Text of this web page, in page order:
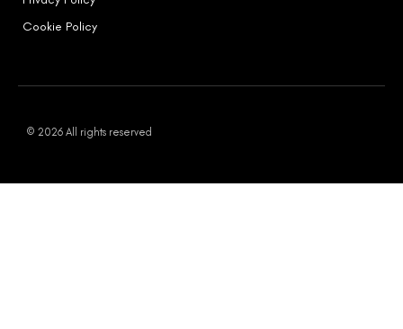
Cookie Policy
© 2026 All rights reserved